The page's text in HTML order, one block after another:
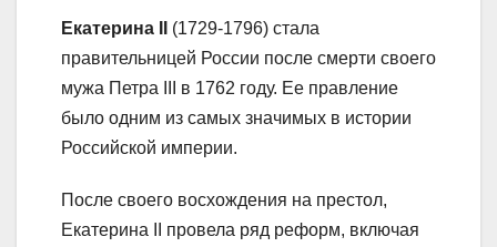
Екатерина II
(1729-1796) стала
правительницей России после смерти своего
мужа Петра III в 1762 году. Ее правление
было одним из самых значимых в истории
Российской империи.
После своего восхождения на престол,
Екатерина II провела ряд реформ, включая